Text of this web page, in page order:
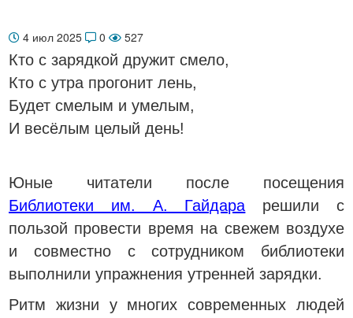
4 июл 2025 0 527
Кто с зарядкой дружит смело,
Кто с утра прогонит лень,
Будет смелым и умелым,
И весёлым целый день!
Юные читатели после посещения
Библиотеки им. А. Гайдара решили с
пользой провести время на свежем воздухе
и совместно с сотрудником библиотеки
выполнили упражнения утренней зарядки.
Ритм жизни у многих современных людей